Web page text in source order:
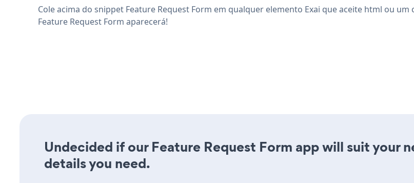
Cole acima do snippet Feature Request Form em qualquer elemento Exai que aceite html ou
Feature Request Form aparecerá!
Undecided if our Feature Request Form app will suit your
details you need.